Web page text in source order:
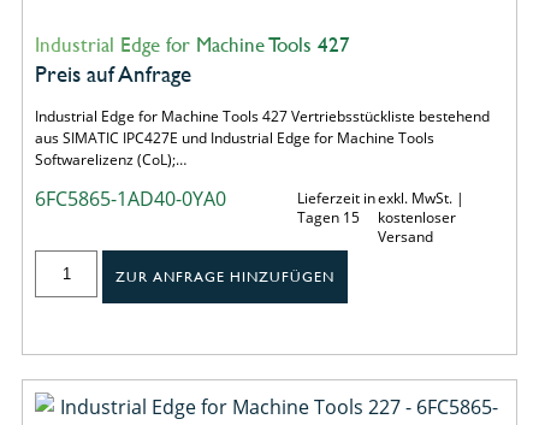
Industrial Edge for Machine Tools 427
Preis auf Anfrage
Industrial Edge for Machine Tools 427 Vertriebsstückliste bestehend
aus SIMATIC IPC427E und Industrial Edge for Machine Tools
Softwarelizenz (CoL);…
6FC5865-1AD40-0YA0
Lieferzeit in
Tagen 15
exkl. MwSt. |
kostenloser
Versand
ZUR ANFRAGE HINZUFÜGEN